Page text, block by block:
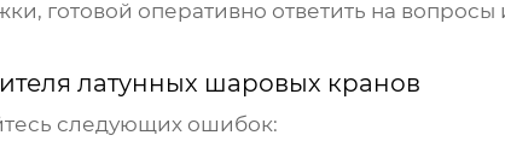
готовой оперативно ответить на
латунных шаровых кранов
следующих ошибок: